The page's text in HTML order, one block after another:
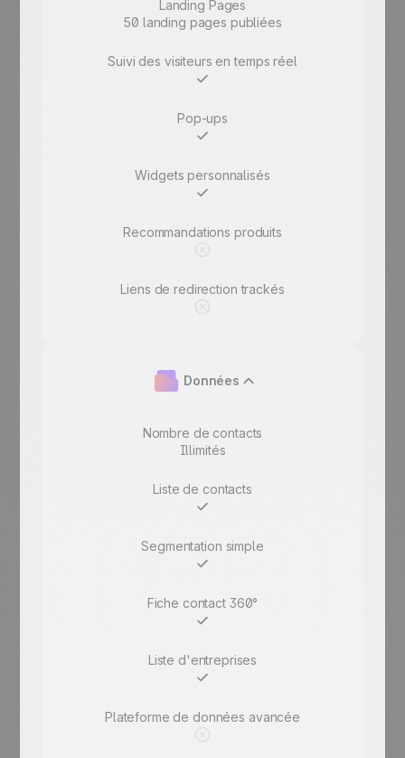
Landing Pages
50 landing pages publiées
Suivi des visiteurs en temps réel
Pop-ups
Widgets personnalisés
Recommandations produits
Liens de redirection trackés
Données
Nombre de contacts
Illimités
Liste de contacts
Segmentation simple
Fiche contact 360°
Liste d'entreprises
Plateforme de données avancée